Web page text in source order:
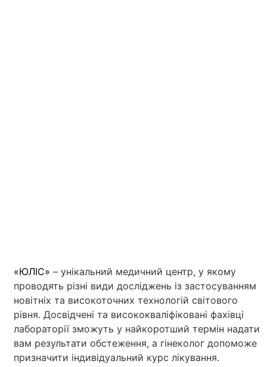
«ЮЛІС» – унікальний медичний центр, у якому
проводять різні види досліджень із застосуванням
новітніх та високоточних технологій світового
рівня. Досвідчені та висококваліфіковані фахівці
лабораторії зможуть у найкоротший термін надати
вам результати обстеження, а гінеколог допоможе
призначити індивідуальний курс лікування.